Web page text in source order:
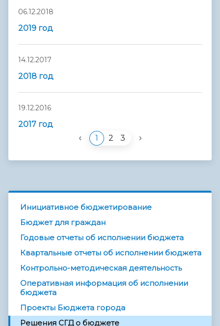
06.12.2018
2019 год
14.12.2017
2018 год
19.12.2016
2017 год
‹ 1 2 3 ›
Инициативное бюджетирование
Бюджет для граждан
Годовые отчеты об исполнении бюджета
Квартальные отчеты об исполнении бюджета
Контрольно-методическая деятельность
Оперативная информация об исполнении
бюджета
Проекты Бюджета города
Решения СГД о бюджете